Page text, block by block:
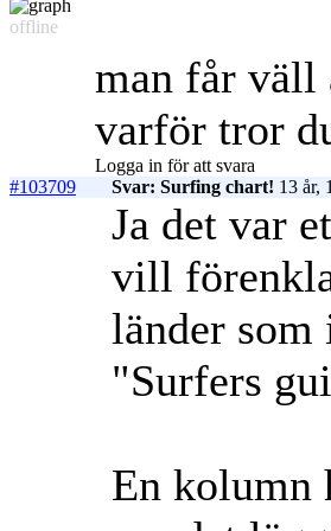
offline
man får väll
varför tror
Logga in för att svara
#103709
Svar: Surfing chart! 13 år,
Ja det var
vill
länder som
"Surfers
En kolumn